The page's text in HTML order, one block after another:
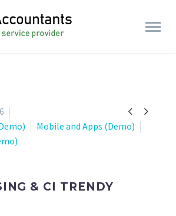
 
Mobile and Apps (Demo)
& CI TRENDY